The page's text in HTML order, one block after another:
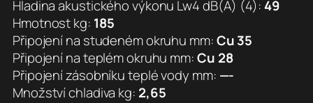
Hladina akustického výkonu Lw4 dB(A) (4): 49
Hmotnost kg: 185
Připojení na studeném okruhu mm:Cu 35
Připojení na teplém okruhu mm:Cu 28
Připojení zásobníku teplé vody mm: —-
Množství chladiva kg: 2,65